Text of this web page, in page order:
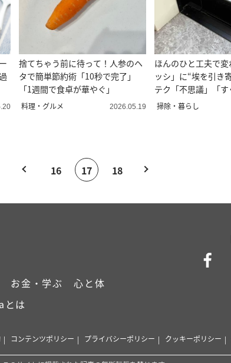
捨てちゃう前に待って！人参のヘ
タで簡単節約術「10秒で完了」
「1週間で食卓が華やぐ」
料理・グルメ 2026.05.19
ほんのひと工夫で
ッシ」に“埃を引き
テク「不思議」「す
掃除・暮らし
16 17 18
お金・学ぶ
心と体
は
コンテンツポリシー プライバシーポリシー クッキーポリシー